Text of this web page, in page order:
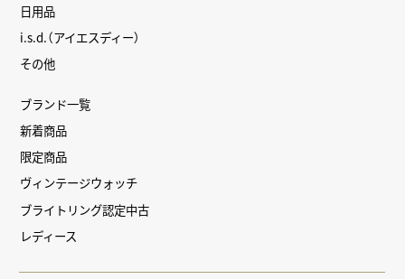
日用品
i.s.d.（アイエスディー）
その他
ブランド一覧
新着商品
限定商品
ヴィンテージウォッチ
ブライトリング認定中古
レディース